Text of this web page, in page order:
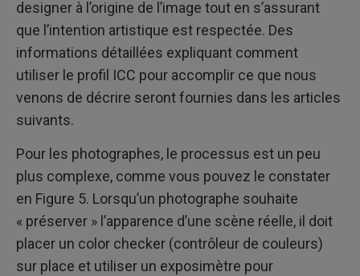
designer à l’origine de l’image tout en s’assurant
que l’intention artistique est respectée. Des
informations détaillées expliquant comment
utiliser le profil ICC pour accomplir ce que nous
venons de décrire seront fournies dans les articles
suivants.
Pour les photographes, le processus est un peu
plus complexe, comme vous pouvez le constater
en Figure 5. Lorsqu’un photographe souhaite
« préserver » l’apparence d’une scène réelle, il doit
placer un color checker (contrôleur de couleurs)
sur place et utiliser un exposimètre pour